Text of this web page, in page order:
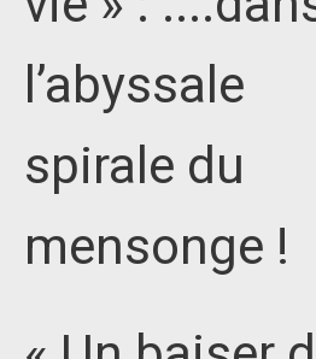
l’abyssale
spirale du
mensonge !